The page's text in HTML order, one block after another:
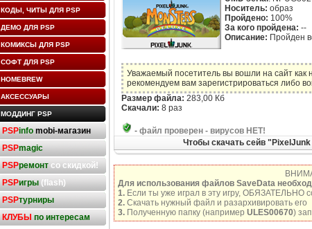
КОДЫ, ЧИТЫ ДЛЯ PSP
ДЕМО ДЛЯ PSP
КОМИКСЫ ДЛЯ PSP
СОФТ ДЛЯ PSP
HOMEBREW
АКСЕССУАРЫ
МОДДИНГ PSP
PSPinfo mobi-магазин
PSPmagic
PSPремонтсо скидкой!
PSPигры(flash)
PSPтурниры
КЛУБЫ по интересам
Носитель: образ
Пройдено: 100%
За кого пройдена: --
Описание: Пройден
Уважаемый посетитель вы вошли на сайт как
рекомендуем вам зарегистрироваться либо
Размер файла: 283,00 Кб
Скачали: 8 раз
- файл проверен - вирусов НЕТ!
Чтобы скачать сейв
Для использования файлов SaveData
1.Если ты уже играл в эту игру, ОБЯЗАТЕЛЬНО
2.Скачать нужный файл и разархивировать его
3.Полученную папку (например ULES00670)